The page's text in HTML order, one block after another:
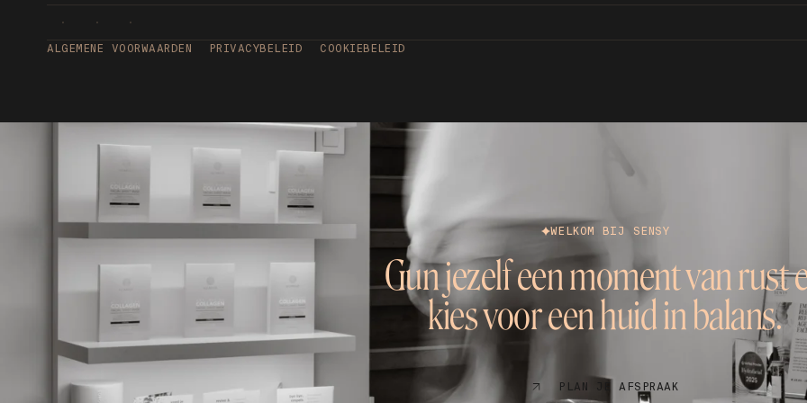
ALGEMENE VOORWAARDEN PRIVACYBELEID COOKIEBELEID
WELKOM BIJ SENSY
Gun jezelf een moment van rust
kies voor een huid in balans.
PLAN JE AFSPRAAK